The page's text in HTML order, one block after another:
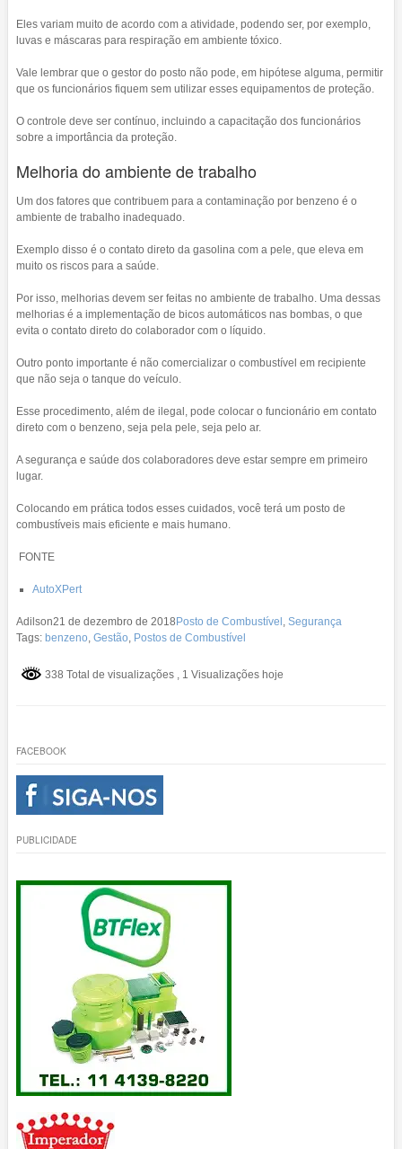
Eles variam muito de acordo com a atividade, podendo ser, por exemplo,
luvas e máscaras para respiração em ambiente tóxico.
Vale lembrar que o gestor do posto não pode, em hipótese alguma, permitir
que os funcionários fiquem sem utilizar esses equipamentos de proteção.
O controle deve ser contínuo, incluindo a capacitação dos funcionários
sobre a importância da proteção.
Melhoria do ambiente de trabalho
Um dos fatores que contribuem para a contaminação por benzeno é o
ambiente de trabalho inadequado.
Exemplo disso é o contato direto da gasolina com a pele, que eleva em
muito os riscos para a saúde.
Por isso, melhorias devem ser feitas no ambiente de trabalho. Uma dessas
melhorias é a implementação de bicos automáticos nas bombas, o que
evita o contato direto do colaborador com o líquido.
Outro ponto importante é não comercializar o combustível em recipiente
que não seja o tanque do veículo.
Esse procedimento, além de ilegal, pode colocar o funcionário em contato
direto com o benzeno, seja pela pele, seja pelo ar.
A segurança e saúde dos colaboradores deve estar sempre em primeiro
lugar.
Colocando em prática todos esses cuidados, você terá um posto de
combustíveis mais eficiente e mais humano.
FONTE
AutoXPert
Adilson21 de dezembro de 2018 Posto de Combustível , Segurança
Tags: benzeno, Gestão, Postos de Combustível
338 Total de visualizações , 1 Visualizações hoje
FACEBOOK
PUBLICIDADE